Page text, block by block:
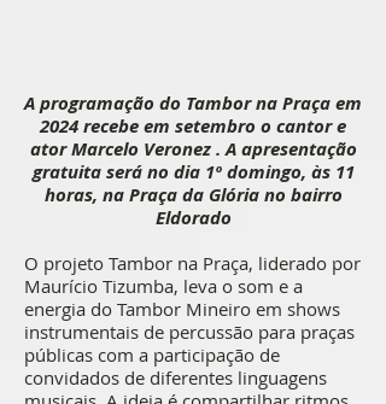
A programação do Tambor na Praça em
2024 recebe em setembro o cantor e
ator Marcelo Veronez . A apresentação
gratuita será no dia 1º domingo, às 11
horas, na Praça da Glória no bairro
Eldorado
O projeto Tambor na Praça, liderado por
Maurício Tizumba, leva o som e a
energia do Tambor Mineiro em shows
instrumentais de percussão para praças
públicas com a participação de
convidados de diferentes linguagens